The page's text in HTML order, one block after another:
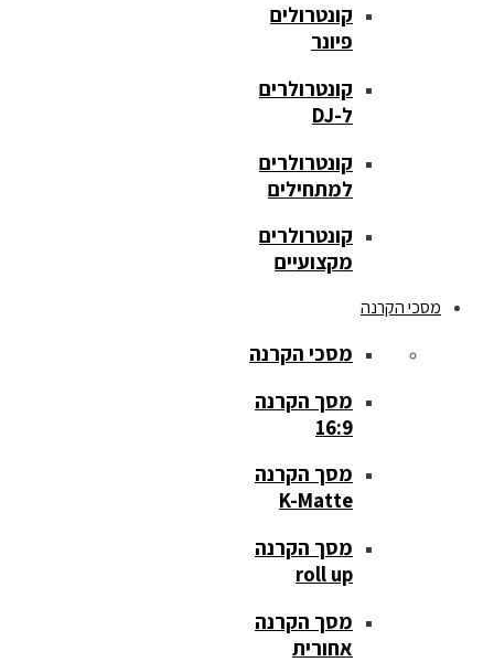
קונטרולים
פיונר
קונטרולרים
ל-DJ
קונטרולרים
למתחילים
קונטרולרים
מקצועיים
מסכי הקרנה
מסכי הקרנה
מסך הקרנה
16:9
מסך הקרנה
K-Matte
מסך הקרנה
roll up
מסך הקרנה
אחורית